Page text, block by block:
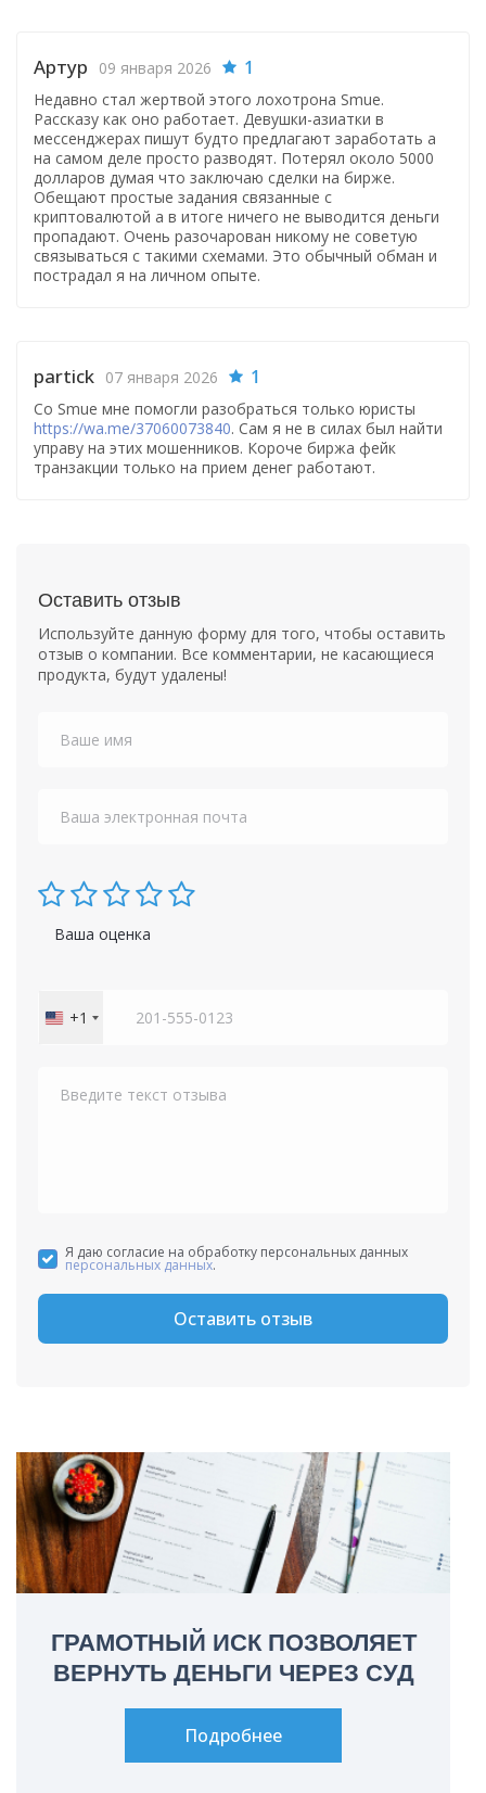
Артур 09 января 2026 1
Недавно стал жертвой этого лохотрона Smue.
Рассказу как оно работает. Девушки-азиатки в
мессенджерах пишут будто предлагают заработать а
на самом деле просто разводят. Потерял около 5000
долларов думая что заключаю сделки на бирже.
Обещают простые задания связанные с
криптовалютой а в итоге ничего не выводится деньги
пропадают. Очень разочарован никому не советую
связываться с такими схемами. Это обычный обман и
пострадал я на личном опыте.
partick 07 января 2026 1
Со Smue мне помогли разобраться только юристы
https://wa.me/37060073840. Сам я не в силах был найти
управу на этих мошенников. Короче биржа фейк
транзакции только на прием денег работают.
Оставить отзыв
Используйте данную форму для того, чтобы оставить
отзыв о компании. Все комментарии, не касающиеся
продукта, будут удалены!
Ваша оценка
United
+1
Я даю согласие на обработку персональных данных
персональных данных.
Оставить отзыв
ГРАМОТНЫЙ ИСК ПОЗВОЛЯЕТ
ВЕРНУТЬ ДЕНЬГИ ЧЕРЕЗ СУД
Подробнее